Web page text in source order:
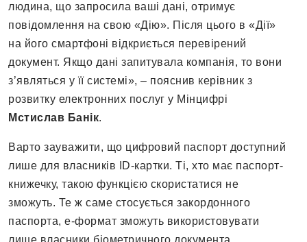
людина, що запросила ваші дані, отримує
повідомлення на свою «Дію». Після цього в «Дії»
на його смартфоні відкриється перевірений
документ. Якщо дані запитувала компанія, то вони
з’являться у її системі», – пояснив керівник з
розвитку електронних послуг у Мінцифрі
Мстислав Банік.
Варто зауважити, що цифровий паспорт доступний
лише для власників ID-картки. Ті, хто має паспорт-
книжечку, такою функцією скористатися не
зможуть. Те ж саме стосується закордонного
паспорта, е-формат зможуть використовувати